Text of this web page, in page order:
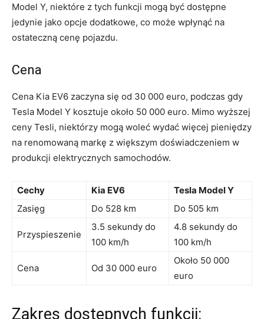
Model Y, niektóre z tych funkcji mogą być dostępne
jedynie jako opcje dodatkowe,‌ co może wpłynąć na
ostateczną cenę pojazdu.
Cena
Cena Kia EV6 zaczyna się od 30 ​000 euro, podczas⁤ gdy
Tesla Model Y kosztuje około 50 000 euro. Mimo wyższej
ceny⁣ Tesli, niektórzy mogą woleć wydać więcej pieniędzy
na renomowaną markę z większym doświadczeniem w
produkcji elektrycznych samochodów.
Cechy Kia EV6
Tesla Model Y
Zasięg
Do 528 km Do 505 km
Przyspieszenie
3.5 sekundy do
100 km/h
4.8 sekundy do
100 ⁣km/h
Cena Od 30 000 euro
Około 50 000
⁢euro
Zakres dostępnych funkcji: